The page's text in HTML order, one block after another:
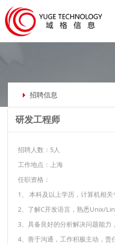
招聘信息
研发工程师
招聘人数：5人
工作地点：上海
任职资格：
1、 本科及以上学历，计算机相关
2、了解C开发语言，熟悉Unix/
3、具备良好的分析解决问题能力
4、善于沟通，工作积极主动，